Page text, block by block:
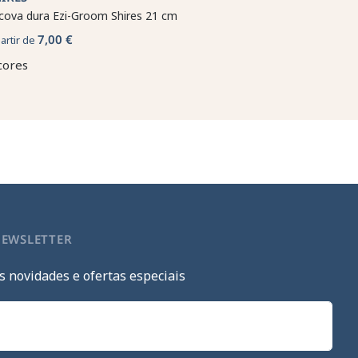
dura Ezi-Groom Shires 21 cm
de 7,00 €
novidades e ofertas especiais